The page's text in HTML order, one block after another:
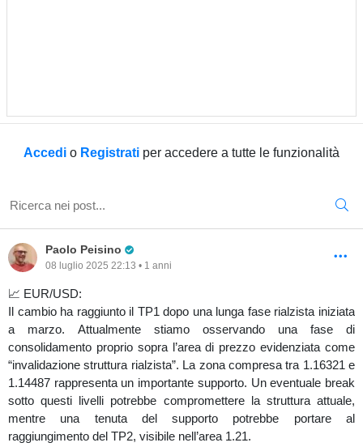
Accedi o Registrati per accedere a tutte le funzionalità
Paolo Peisino
08 luglio 2025 22:13 • 1 anni
📈 EUR/USD:
Il cambio ha raggiunto il TP1 dopo una lunga fase rialzista iniziata
a marzo. Attualmente stiamo osservando una fase di
consolidamento proprio sopra l’area di prezzo evidenziata come
“invalidazione struttura rialzista”. La zona compresa tra 1.16321 e
1.14487 rappresenta un importante supporto. Un eventuale break
sotto questi livelli potrebbe compromettere la struttura attuale,
mentre una tenuta del supporto potrebbe portare al
raggiungimento del TP2, visibile nell’area 1.21.